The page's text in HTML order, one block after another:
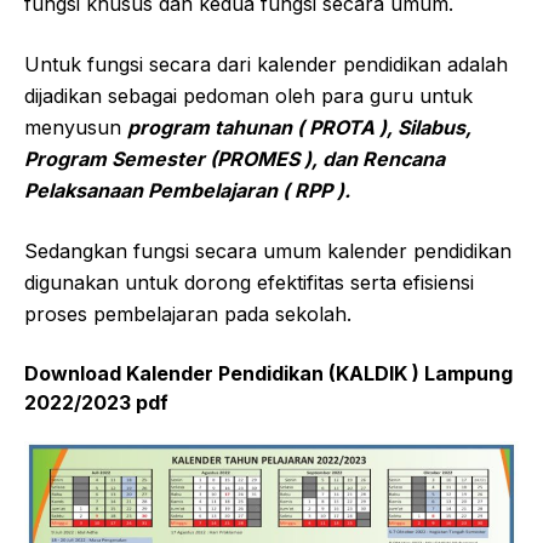
Untuk fungsi secara dari kalender pendidikan adalah
dijadikan sebagai pedoman oleh para guru untuk
menyusun program tahunan ( PROTA ), Silabus,
Program Semester (PROMES ), dan Rencana
Pelaksanaan Pembelajaran ( RPP ).
Sedangkan fungsi secara umum kalender pendidikan
digunakan untuk dorong efektifitas serta efisiensi
proses pembelajaran pada sekolah.
Download Kalender Pendidikan (KALDIK ) Lampung
2022/2023 pdf